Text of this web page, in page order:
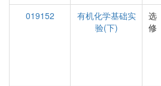
019152
有机化学基础实
验(下)
选
修